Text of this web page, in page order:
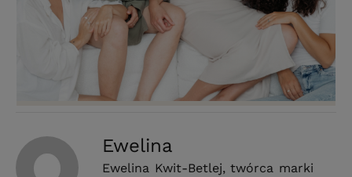
Ewelina
Ewelina Kwit-Betlej, twórca marki